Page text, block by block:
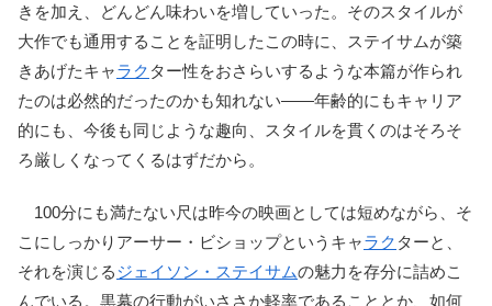
きを加え、どんどん味わいを増していった。そのスタイルが
大作でも通用することを証明したこの時に、ステイサムが築
きあげたキャラク ター性をおさらいするような本篇が作られ
たのは必然的だったのかも知れない――年齢的にもキャリア
的にも、今後も同じような趣向、スタイルを貫くのはそろそ
ろ厳しくなってくるはずだから。
100分にも満たない尺は昨今の映画としては短めながら、そ
こにしっかりアーサー・ビショップというキャラク ターと、
それを演じるジェイソン・ステイサムの魅力を存分に詰めこ
んでいる。黒幕の行動がいささか軽率であることとか、如何